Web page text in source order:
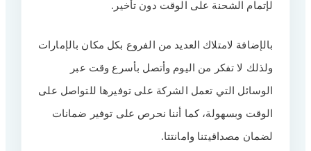
26 ملاحظات هامة:
لإتمام الشحنة على الوقت دون تأخير.
بالإضافة لامتلاك العديد من الفروع بكل مكان بالإمارات
ولذلك لا تفكر من اليوم وأتصل بأسرع وقت عبر
الوسائل التي تعمل الشركة على توفيرها للتواصل على
الوقت وبسهولة، كما أننا نحرص على توفير ضمانات
لضمان مصداقيتنا وامانتتا.